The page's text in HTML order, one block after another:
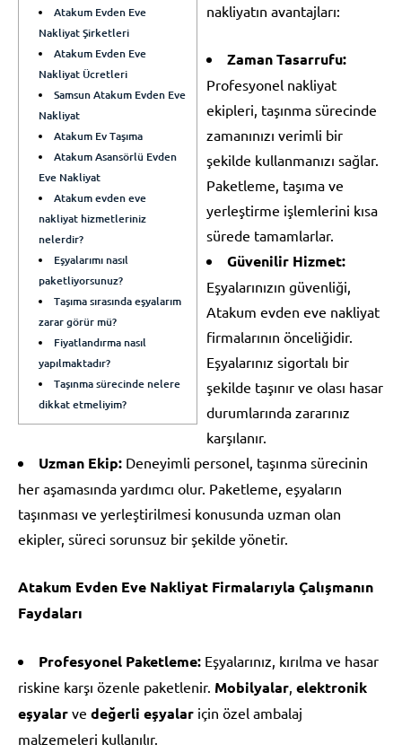
Atakum Evden Eve
Nakliyat Şirketleri
Atakum Evden Eve
Nakliyat Ücretleri
Samsun Atakum Evden Eve
Nakliyat
Atakum Ev Taşıma
Atakum Asansörlü Evden
Eve Nakliyat
Atakum evden eve
nakliyat hizmetleriniz
nelerdir?
Eşyalarımı nasıl
paketliyorsunuz?
Taşıma sırasında eşyalarım
zarar görür mü?
Fiyatlandırma nasıl
yapılmaktadır?
Taşınma sürecinde nelere
dikkat etmeliyim?
nakliyatın avantajları:
Zaman Tasarrufu:
Profesyonel nakliyat
ekipleri, taşınma sürecinde
zamanınızı verimli bir
şekilde kullanmanızı sağlar.
Paketleme, taşıma ve
yerleştirme işlemlerini kısa
sürede tamamlarlar.
Güvenilir Hizmet:
Eşyalarınızın güvenliği,
Atakum evden eve nakliyat
firmalarının önceliğidir.
Eşyalarınız sigortalı bir
şekilde taşınır ve olası hasar
durumlarında zararınız
karşılanır.
Uzman Ekip: Deneyimli personel, taşınma sürecinin
her aşamasında yardımcı olur. Paketleme, eşyaların
taşınması ve yerleştirilmesi konusunda uzman olan
ekipler, süreci sorunsuz bir şekilde yönetir.
Atakum Evden Eve Nakliyat Firmalarıyla Çalışmanın
Faydaları
Profesyonel Paketleme: Eşyalarınız, kırılma ve hasar
riskine karşı özenle paketlenir. Mobilyalar elektronik
eşyalar ve değerli eşyalar için özel ambalaj
malzemeleri kullanılır.